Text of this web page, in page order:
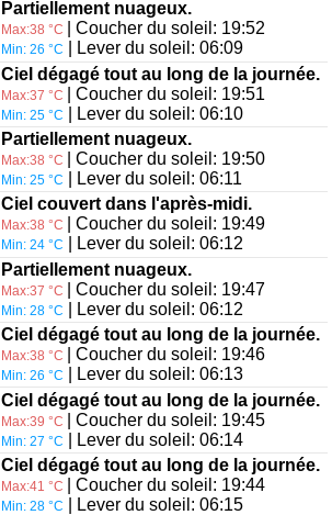
Partiellement nuageux.
Max:38 °C | Coucher du soleil: 19:52
Min: 26 °C
| Lever du soleil: 06:09
Ciel dégagé tout au long de la journée.
Max:37 °C | Coucher du soleil: 19:51
Min: 25 °C
| Lever du soleil: 06:10
Partiellement nuageux.
Max:38 °C | Coucher du soleil: 19:50
Min: 25 °C
| Lever du soleil: 06:11
Ciel couvert dans l'après-midi.
Max:38 °C | Coucher du soleil: 19:49
Min: 24 °C
| Lever du soleil: 06:12
Partiellement nuageux.
Max:37 °C | Coucher du soleil: 19:47
Min: 28 °C
| Lever du soleil: 06:12
Ciel dégagé tout au long de la journée.
Max:38 °C | Coucher du soleil: 19:46
Min: 26 °C
| Lever du soleil: 06:13
Ciel dégagé tout au long de la journée.
Max:39 °C | Coucher du soleil: 19:45
Min: 27 °C
| Lever du soleil: 06:14
Ciel dégagé tout au long de la journée.
Max:41 °C | Coucher du soleil: 19:44
Min: 28 °C
| Lever du soleil: 06:15